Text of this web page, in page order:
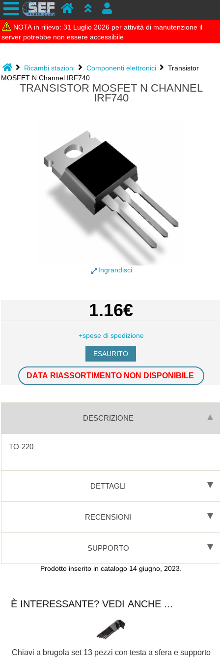
server potrebbe non essere accessibile
Ricambi stazioni Componenti elettronici
Transistor
MOSFET N Channel IRF740
TRANSISTOR MOSFET N CHANNEL
IRF740
Ingrandisci
1.16€
+spese di spedizione
DATA RIASSORTIMENTO NON DISPONIBILE
DESCRIZIONE
TO-220
DETTAGLI
RECENSIONI
SUPPORTO
Prodotto inserito in catalogo 14 giugno, 2023.
È INTERESSANTE? VEDI ANCHE ...
Chiavi a brugola set 13 pezzi con testa a sfera e supporto